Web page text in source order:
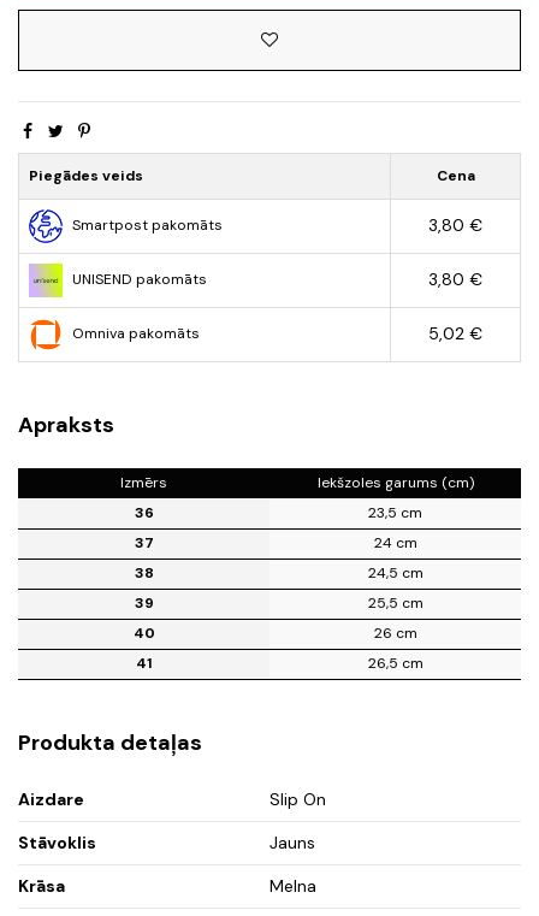
Piegādes veids Cena
Smartpost pakomāts 3,80 €
UNISEND pakomāts 3,80 €
Omniva pakomāts 5,02 €
Apraksts
Izmērs
Iekšzoles garums (cm)
36
23,5 cm
37
24 cm
38
24,5 cm
39
25,5 cm
40
26 cm
41
26,5 cm
Produkta detaļas
Aizdare
Slip On
Stāvoklis
Jauns
Krāsa
Melna